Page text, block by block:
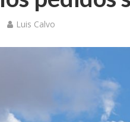
Luis Calvo